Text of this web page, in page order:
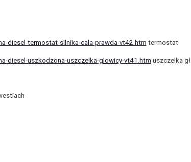
diesel-termostat-silnika-cala-prawda-vt42.htm termostat
diesel-uszkodzona-uszczelka-glowicy-vt41.htm uszczelka